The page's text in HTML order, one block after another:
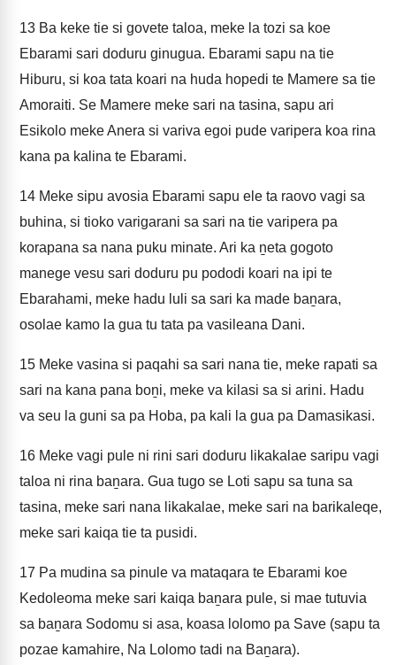
13 Ba keke tie si govete taloa, meke la tozi sa koe
Ebarami sari doduru ginugua. Ebarami sapu na tie
Hiburu, si koa tata koari na huda hopedi te Mamere sa tie
Amoraiti. Se Mamere meke sari na tasina, sapu ari
Esikolo meke Anera si variva egoi pude varipera koa rina
kana pa kalina te Ebarami.
14 Meke sipu avosia Ebarami sapu ele ta raovo vagi sa
buhina, si tioko varigarani sa sari na tie varipera pa
korapana sa nana puku minate. Ari ka ṉeta gogoto
manege vesu sari doduru pu pododi koari na ipi te
Ebarahami, meke hadu luli sa sari ka made baṉara,
osolae kamo la gua tu tata pa vasileana Dani.
15 Meke vasina si paqahi sa sari nana tie, meke rapati sa
sari na kana pana boṉi, meke va kilasi sa si arini. Hadu
va seu la guni sa pa Hoba, pa kali la gua pa Damasikasi.
16 Meke vagi pule ni rini sari doduru likakalae saripu vagi
taloa ni rina baṉara. Gua tugo se Loti sapu sa tuna sa
tasina, meke sari nana likakalae, meke sari na barikaleqe,
meke sari kaiqa tie ta pusidi.
17 Pa mudina sa pinule va mataqara te Ebarami koe
Kedoleoma meke sari kaiqa baṉara pule, si mae tutuvia
sa baṉara Sodomu si asa, koasa lolomo pa Save (sapu ta
pozae kamahire, Na Lolomo tadi na Baṉara).